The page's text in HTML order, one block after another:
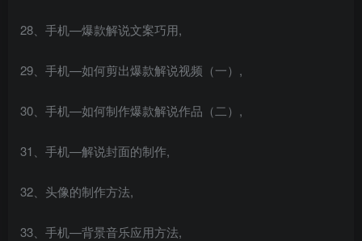
28、手机—爆款解说文案巧用,
29、手机—如何剪出爆款解说视频（一）,
30、手机—如何制作爆款解说作品（二）,
31、手机—解说封面的制作,
32、头像的制作方法,
33、手机—背景音乐应用方法,